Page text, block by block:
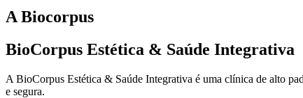
A Biocorpus
BioCorpus Estética & Saúde Integrativa
A BioCorpus Estética & Saúde Integrativa é uma clínica de alto
e segura.